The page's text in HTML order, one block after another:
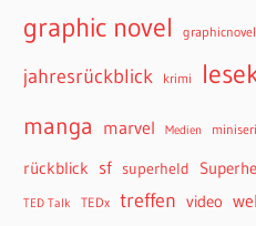
graphic novel graphicnovel
jahresrückblick krimi
manga marvel Medien
rückblick sf superheld
TED Talk TEDx treffen video